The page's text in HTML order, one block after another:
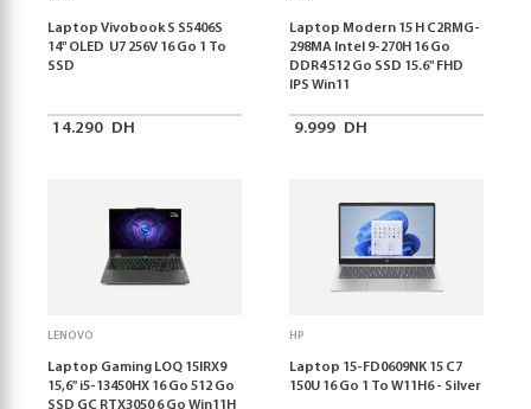
Laptop Vivobook S S5406S
14" OLED U7 256V 16 Go 1 To
SSD
14.290 DH
Laptop Modern 15 H C2RMG-
298MA Intel 9-270H 16 Go
DDR4 512 Go SSD 15.6" FHD
IPS Win11
9.999 DH
LENOVO
Laptop Gaming LOQ 15IRX9
15,6'' i5-13450HX 16 Go 512 Go
SSD GC RTX3050 6 Go Win11H
HP
Laptop 15-FD0609NK 15 C7
150U 16 Go 1 To W11H6 - Silver